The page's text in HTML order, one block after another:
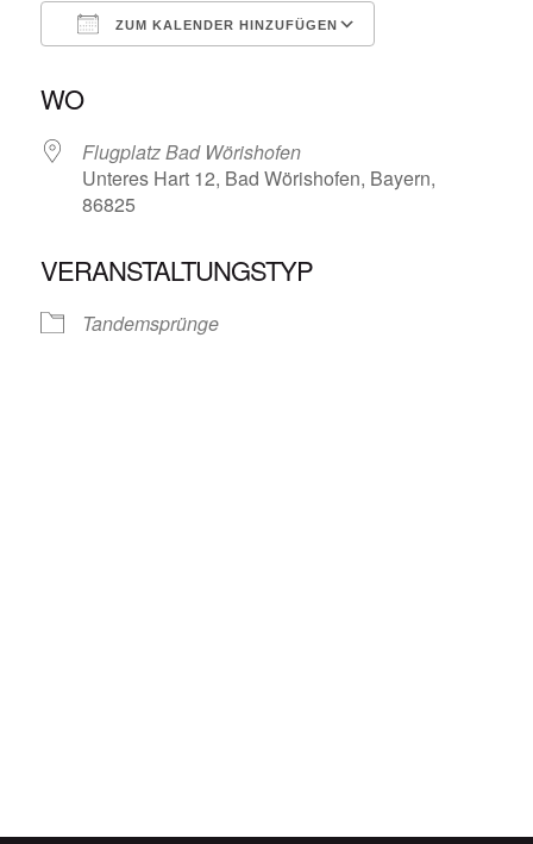
ZUM KALENDER HINZUFÜGEN
WO
Flugplatz Bad Wörishofen
Unteres Hart 12, Bad Wörishofen, Bayern,
86825
VERANSTALTUNGSTYP
Tandemsprünge